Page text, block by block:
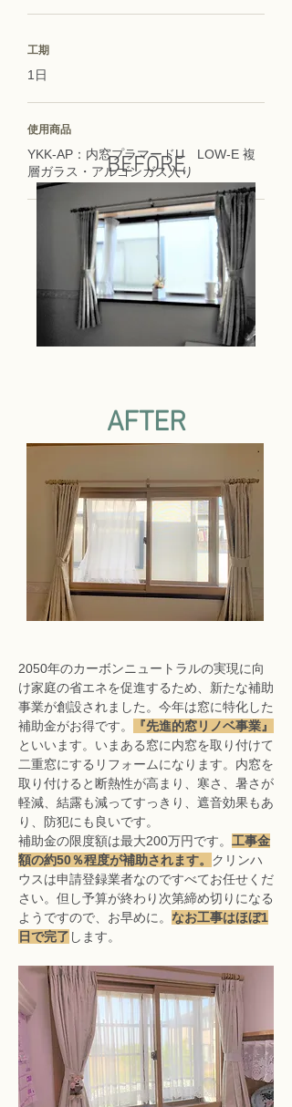
工期
1日
使用商品
YKK-AP：内窓プラマードU LOW-E 複
層ガラス・アルゴンガス入り
BEFORE
AFTER
2050年のカーボンニュートラルの実現に向
け家庭の省エネを促進するため、新たな補助
事業が創設されました。今年は窓に特化した
補助金がお得です。
『先進的窓リノベ事業』
といいます。いまある窓に内窓を取り付けて
二重窓にするリフォームになります。内窓を
取り付けると断熱性が高まり、寒さ、暑さが
軽減、結露も減ってすっきり、遮音効果もあ
り、防犯にも良いです。
補助金の限度額は最大200万円です。 工事金
額の約50％程度が補助されます。 クリンハ
ウスは申請登録業者なのですべてお任せくだ
さい。但し予算が終わり次第締め切りになる
ようですので、お早めに。 なお工事はほぼ1
日で完了 します。